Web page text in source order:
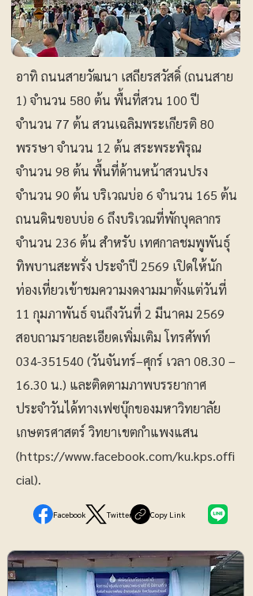
อาทิ ถนนสายวัฒนา เสถียรสวัสดิ์ (ถนนสาย
1) จำนวน 580 ต้น พื้นที่สวน 100 ปี
จำนวน 77 ต้น สวนเฉลิมพระเกียรติ 80
พรรษา จำนวน 12 ต้น สระพระพิรุณ
จำนวน 98 ต้น พื้นที่ด้านหน้าสวนปรง
จำนวน 90 ต้น บริเวณบ่อ 6 จำนวน 165 ต้น
ถนนดินขอบบ่อ 6 ถึงบริเวณที่พักบุคลากร
จำนวน 236 ต้น สำหรับ เทศกาลชมพูพันธุ์
ทิพบานสะพรั่ง ประจำปี 2569 เปิดให้นัก
ท่องเที่ยวเข้าชมความงดงามมาตั้งแต่วันที่
11 กุมภาพันธ์ จนถึงวันที่ 2 มีนาคม 2569
สอบถามรายละเอียดเพิ่มเติม โทรศัพท์
034-351540 (วันจันทร์–ศุกร์ เวลา 08.30 –
16.30 น.) และติดตามภาพบรรยากาศ
ประจำวันได้ทางเฟซบุ๊กของมหาวิทยาลัย
เกษตรศาสตร์ วิทยาเขตกำแพงแสน
(https://www.facebook.com/ku.kps.offi
cial).
Facebook Twitter Copy Link